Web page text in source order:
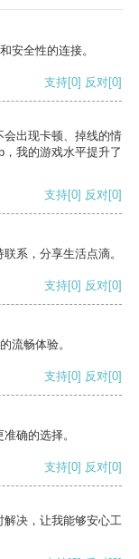
安全性的连接。
支持[0] 反对[0]
出现卡顿、掉线的情
我的游戏水平提升了
支持[0] 反对[0]
系，分享生活点滴。
支持[0] 反对[0]
流畅体验。
支持[0] 反对[0]
确的选择。
支持[0] 反对[0]
决，让我能够安心工